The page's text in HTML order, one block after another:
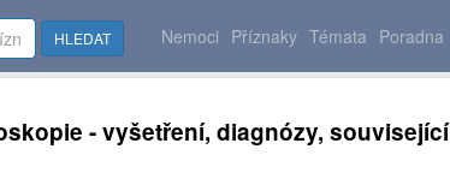
HLEDAT Nemoci Příznaky Témata Poradna
- vyšetření, diagnózy, související